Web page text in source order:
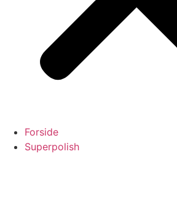
Forside
Superpolish